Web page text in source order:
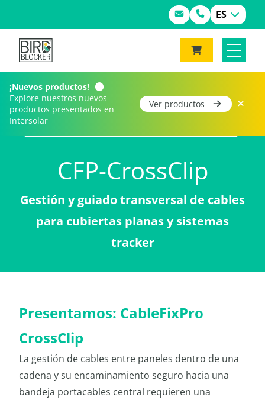
ES
¡Nuevos productos!
Explore nuestros nuevos
productos presentados en
Intersolar
Ver productos
Home
CFP-CrossClip
Gestión y guiado transversal de cables
para cubiertas planas y sistemas
tracker
Presentamos: CableFixPro
CrossClip
La gestión de cables entre paneles dentro de una
cadena y su encaminamiento seguro hacia una
bandeja portacables central requieren una